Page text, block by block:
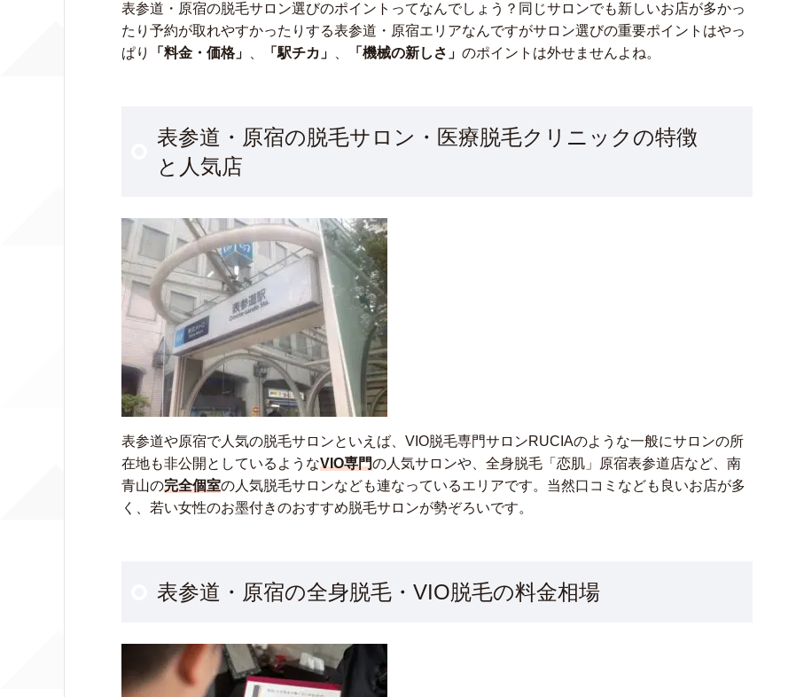
表参道・原宿の脱毛サロン選びのポイントってなんでしょう？同じサロンでも新しいお店が多かっ
たり予約が取れやすかったりする表参道・原宿エリアなんですがサロン選びの重要ポイントはやっ
ぱり
「料金・価格」 、 「駅チカ」 、 「機械の新しさ」 のポイントは外せませんよね。
表参道・原宿の脱毛サロン・医療脱毛クリニックの特徴
と人気店
表参道や原宿で人気の脱毛サロンといえば、VIO脱毛専門サロンRUCIAのような一般にサロンの所
在地も非公開としているようなVIO専門の人気サロンや、全身脱毛「恋肌」原宿表参道店など、南
青山の完全個室の人気脱毛サロンなども連なっているエリアです。当然口コミなども良いお店が多
く、若い女性のお墨付きのおすすめ脱毛サロンが勢ぞろいです。
表参道・原宿の全身脱毛・VIO脱毛の料金相場